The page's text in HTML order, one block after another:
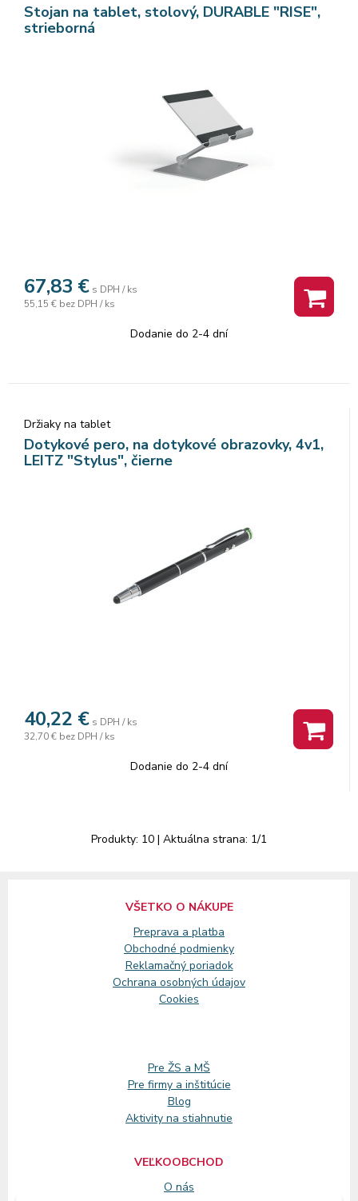
Stojan na tablet, stolový, DURABLE "RISE",
strieborná
67,83 € s DPH / ks
55,15 € bez DPH / ks
Dodanie do 2-4 dní
Držiaky na tablet
Dotykové pero, na dotykové obrazovky, 4v1,
LEITZ "Stylus", čierne
40,22 € s DPH / ks
32,70 € bez DPH / ks
Dodanie do 2-4 dní
Produkty: 10 | Aktuálna strana: 1/1
VŠETKO O NÁKUPE
Preprava a platba
Obchodné podmienky
Reklamačný poriadok
Ochrana osobných údajov
Cookies
Pre ŽS a MŠ
Pre firmy a inštitúcie
Blog
Aktivity na stiahnutie
VEĽKOOBCHOD
O nás